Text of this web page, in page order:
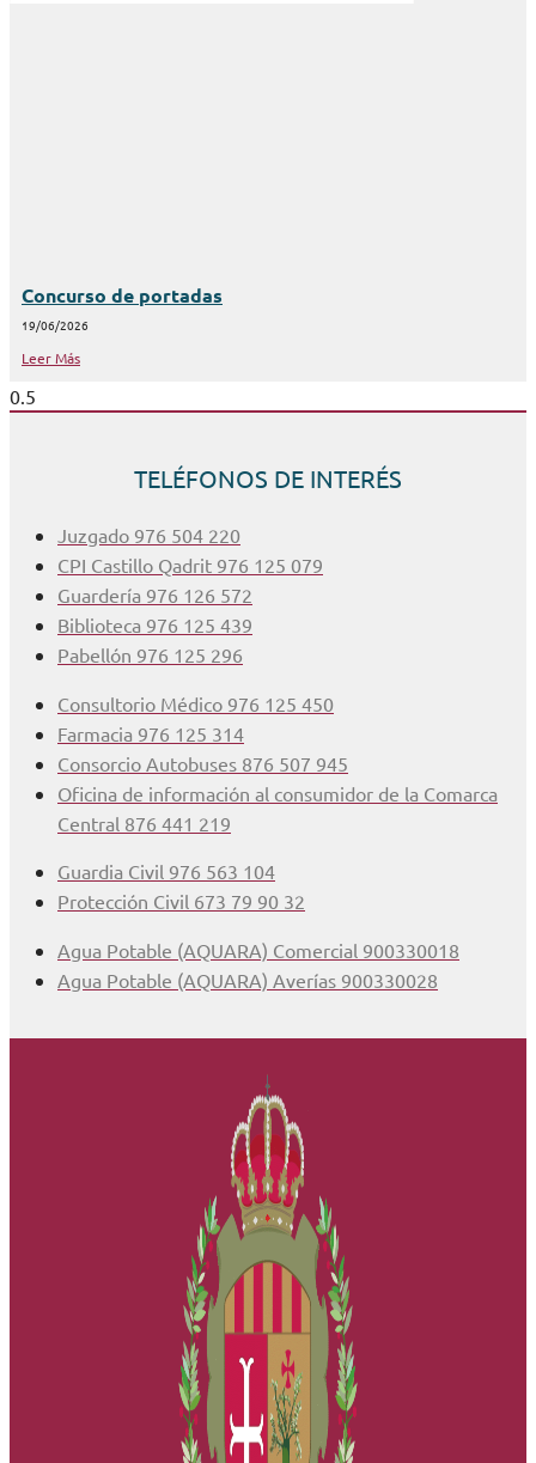
Concurso de portadas
19/06/2026
Leer Más
TELÉFONOS DE INTERÉS
Juzgado 976 504 220
CPI Castillo Qadrit 976 125 079
Guardería 976 126 572
Biblioteca 976 125 439
Pabellón 976 125 296
Consultorio Médico 976 125 450
Farmacia 976 125 314
Consorcio Autobuses 876 507 945
Oficina de información al consumidor de la Comarca
Central 876 441 219
Guardia Civil 976 563 104
Protección Civil 673 79 90 32
Agua Potable (AQUARA) Comercial 900330018
Agua Potable (AQUARA) Averías 900330028